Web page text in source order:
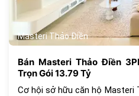
Masteri Thảo Điền
Bán Masteri Thảo Điền
Trọn Gói 13.79 Tỷ
Cơ hội sở hữu căn hộ Masteri